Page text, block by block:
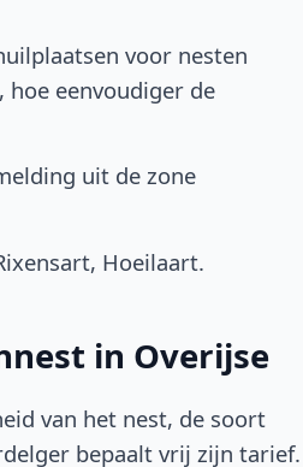
voor nesten
eenvoudiger de
uit de zone
Hoeilaart.
in Overijse
van het nest, de soort
bepaalt vrij zijn tarief.